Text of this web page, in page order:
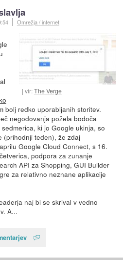
Omrežja / internet
vir:The Verge
bolj redko uporabljanih storitev.
negodovanja požela bodoča
ki jo Google ukinja, so
(prihodnji teden), že zdaj
Google Cloud Connect, s 16.
podpora za zunanje
API za Shopping, GUI Builder
za relativno neznane aplikacije
naj bi se skrival v vedno
A...